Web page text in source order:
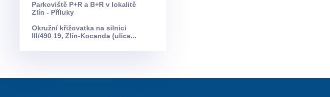
Parkoviště P+R a B+R v lokalitě
Zlín - Příluky
Okružní křižovatka na silnici
III/490 19, Zlín-Kocanda (ulice...